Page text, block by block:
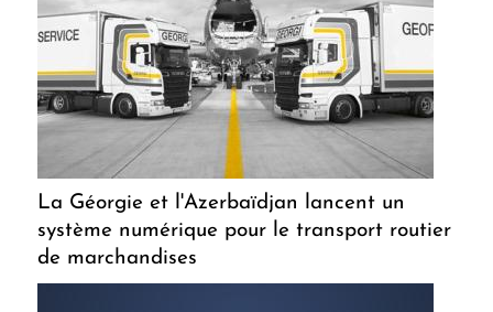
La Géorgie et l'Azerbaïdjan lancent un
système numérique pour le transport routier
de marchandises